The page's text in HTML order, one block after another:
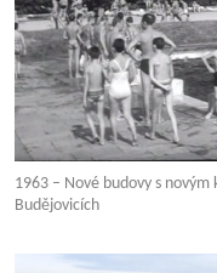
1963 – Nové budovy s novým
Budějovicích